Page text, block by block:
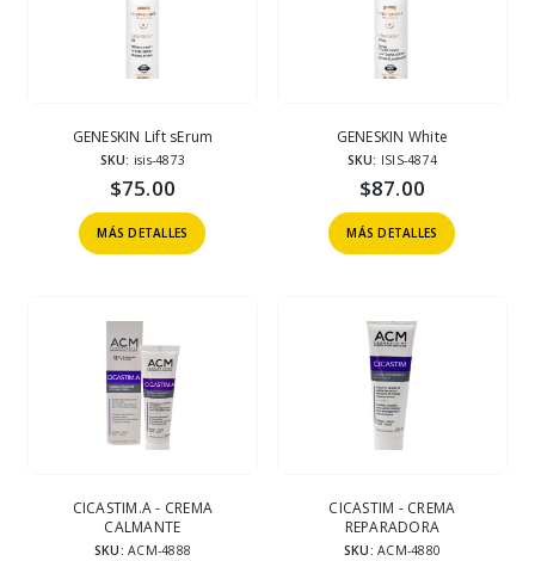
GENESKIN Lift sErum
SKU: isis-4873
$75.00
MÁS DETALLES
GENESKIN White
SKU: ISIS-4874
$87.00
MÁS DETALLES
CICASTIM.A - CREMA
CALMANTE
SKU:ACM-4888
CICASTIM - CREMA
REPARADORA
SKU:ACM-4880